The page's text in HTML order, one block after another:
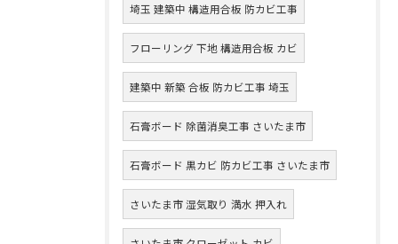
埼玉 建築中 構造用合板 防カビ工事
フローリング 下地 構造用合板 カビ
建築中 新築 合板 防カビ工事 埼玉
石膏ボード 除菌消臭工事 さいたま市
石膏ボード 黒カビ 防カビ工事 さいたま市
さいたま市 湿気取り 満水 押入れ